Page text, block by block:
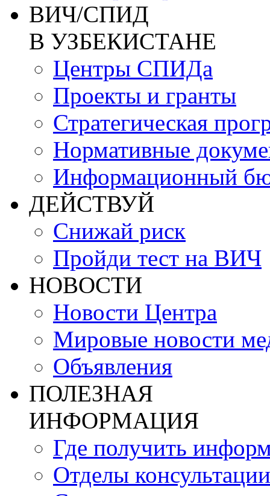
ВИЧ/СПИД
В УЗБЕКИСТАНЕ
Центры СПИДа
Проекты и гранты
Стратегическая
Нормативные
Информационный
ДЕЙСТВУЙ
Снижай риск
Пройди тест на ВИЧ
НОВОСТИ
Новости Центра
Мировые новости
Объявления
ПОЛЕЗНАЯ
ИНФОРМАЦИЯ
Где получить
Отделы консультации